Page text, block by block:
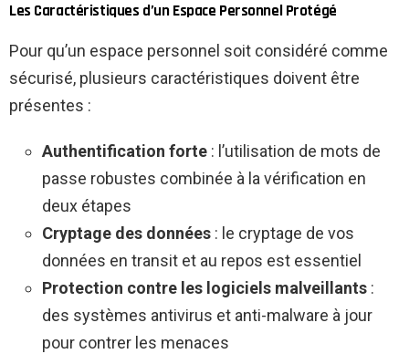
Les Caractéristiques d’un Espace Personnel Protégé
Pour qu’un espace personnel soit considéré comme
sécurisé, plusieurs caractéristiques doivent être
présentes :
Authentification forte : l’utilisation de mots de
passe robustes combinée à la vérification en
deux étapes
Cryptage des données : le cryptage de vos
données en transit et au repos est essentiel
Protection contre les logiciels malveillants :
des systèmes antivirus et anti-malware à jour
pour contrer les menaces